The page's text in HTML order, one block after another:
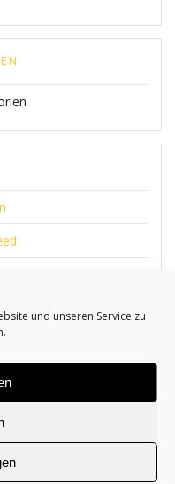
und unseren Service zu
Solutions